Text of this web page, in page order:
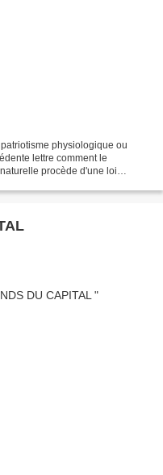
physiologique ou
lettre comment le
procède d'une loi